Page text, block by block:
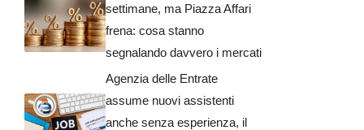
settimane, ma Piazza Affari
frena: cosa stanno
segnalando davvero i mercati
Agenzia delle Entrate
assume nuovi assistenti
anche senza esperienza, il